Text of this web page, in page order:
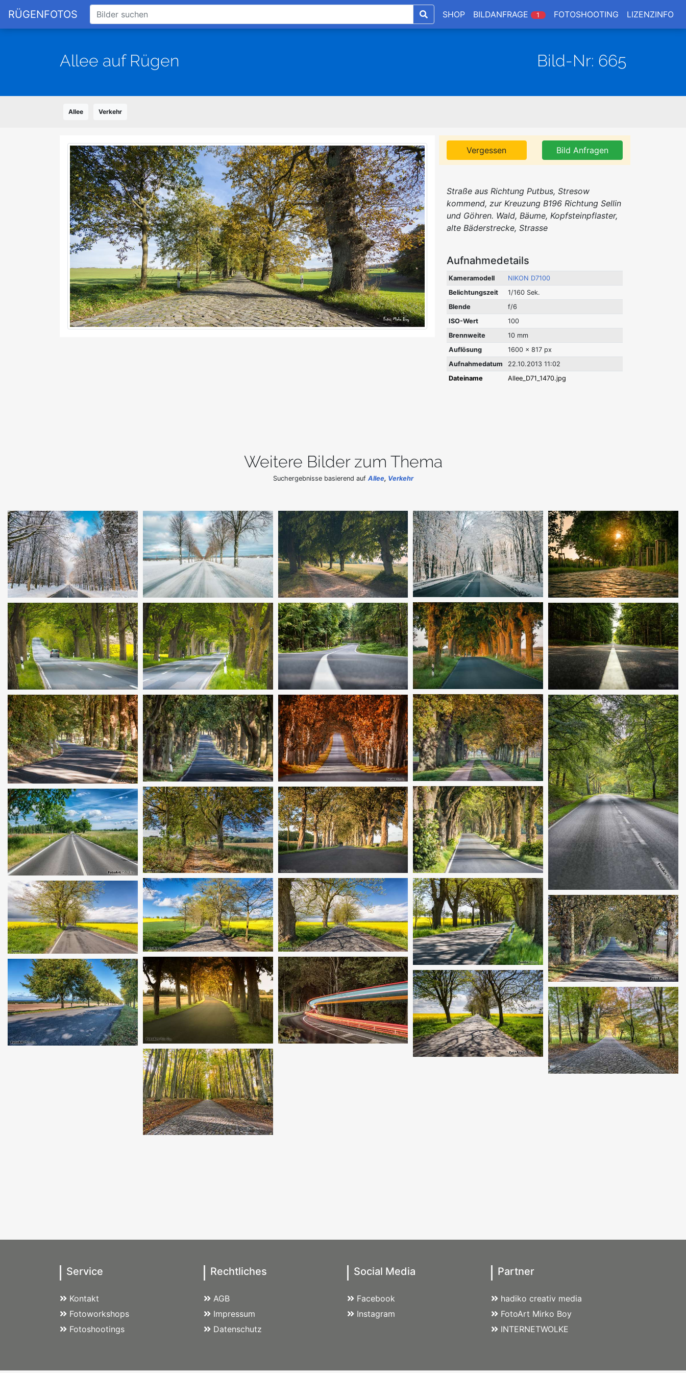
RÜGENFOTOS SHOP BILDANFRAGE 1 FOTOSHOOTING LIZENZINFO
Allee auf Rügen Bild-Nr: 665
Allee Verkehr
Vergessen Bild Anfragen
Straße aus Richtung Putbus, Stresow
kommend, zur Kreuzung B196 Richtung Sellin
und Göhren. Wald, Bäume, Kopfsteinpflaster,
alte Bäderstrecke, Strasse
Aufnahmedetails
Kameramodell
NIKON D7100
Belichtungszeit
1/160 Sek.
Blende
f/6
ISO-Wert
100
Brennweite
10 mm
Auflösung
1600 x 817 px
Aufnahmedatum
22.10.2013 11:02
Dateiname
Allee_D71_1470.jpg
Weitere Bilder zum Thema
Suchergebnisse basierend auf Allee, Verkehr
Service
Kontakt
Fotoworkshops
Fotoshootings
Rechtliches
AGB
Impressum
Datenschutz
Social Media
Facebook
Instagram
Partner
hadiko creativ media
FotoArt Mirko Boy
INTERNETWOLKE